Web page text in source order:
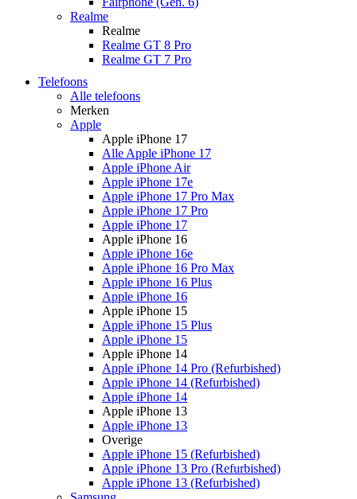
Realme
Realme
Realme GT 8 Pro
Realme GT 7 Pro
Telefoons
Alle telefoons
Merken
Apple
Apple iPhone 17
Alle Apple iPhone 17
Apple iPhone Air
Apple iPhone 17e
Apple iPhone 17 Pro Max
Apple iPhone 17 Pro
Apple iPhone 17
Apple iPhone 16
Apple iPhone 16e
Apple iPhone 16 Pro Max
Apple iPhone 16 Plus
Apple iPhone 16
Apple iPhone 15
Apple iPhone 15 Plus
Apple iPhone 15
Apple iPhone 14
Apple iPhone 14 Pro (Refurbished)
Apple iPhone 14 (Refurbished)
Apple iPhone 14
Apple iPhone 13
Apple iPhone 13
Overige
Apple iPhone 15 (Refurbished)
Apple iPhone 13 Pro (Refurbished)
Apple iPhone 13 (Refurbished)